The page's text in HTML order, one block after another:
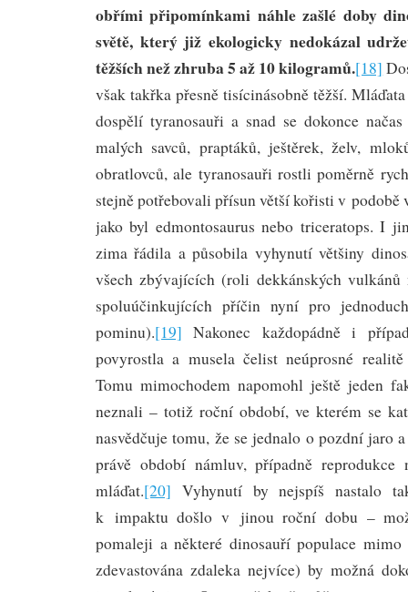
obřími připomínkami náhle zašlé doby
světě, který již ekologicky nedokázal
těžších než zhruba 5 až 10 kilogramů.[18]
však takřka přesně tisícinásobně těžší.
dospělí tyranosauři a snad se dokonce
malých savců, praptáků, ještěrek, želv,
obratlovců, ale tyranosauři rostli poměrně
stejně potřebovali přísun větší kořisti v podobě
jako byl edmontosaurus nebo triceratops. I
zima řádila a působila vyhynutí většiny
všech zbývajících (roli dekkánských vulkánů
spoluúčinkujících příčin nyní pro
pominu).[19] Nakonec každopádně i
povyrostla a musela čelist neúprosné
Tomu mimochodem napomohl ještě jeden
neznali – totiž roční období, ve kterém se
nasvědčuje tomu, že se jednalo o pozdní jaro
právě období námluv, případně reprodukce
mláďat.[20] Vyhynutí by nejspíš nastalo
k impaktu došlo v jinou roční dobu –
pomaleji a některé dinosauří populace
zdevastována zdaleka nejvíce) by možná